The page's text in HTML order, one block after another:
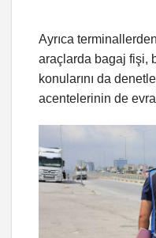
Ayrıca
araçlarda bagaj fişi,
konularını da
acentelerinin de